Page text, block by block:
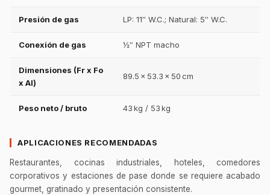
Presión de gas LP: 11″ W.C.; Natural: 5″ W.C.
Conexión de gas ½″ NPT macho
Dimensiones (Fr x Fo
x Al)
89.5 × 53.3 × 50 cm
Peso neto / bruto 43 kg / 53 kg
APLICACIONES RECOMENDADAS
Restaurantes, cocinas industriales, hoteles, comedores
corporativos y estaciones de pase donde se requiere acabado
gourmet, gratinado y presentación consistente.